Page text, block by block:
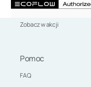
Aktualności
Zobacz w akcji
Pomoc
FAQ